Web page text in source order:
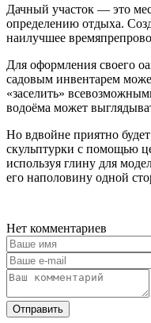
Дачный участок — это
определению отдыха.
наилучшее
Для оформления своего
садовым инвентарем
«заселить»
водоёма может
Но вдвойне приятно
скульптурки с помощью
используя глину для
его наполовину одной
Нет комментариев
Отправить